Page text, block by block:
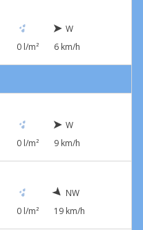
0 l/m²
W
6 km/h
0 l/m²
W
9 km/h
0 l/m²
NW
19 km/h